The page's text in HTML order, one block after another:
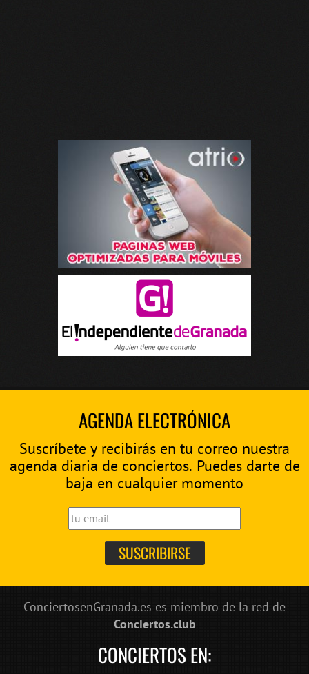
AGENDA ELECTRÓNICA
Suscríbete y recibirás en tu correo nuestra
agenda diaria de conciertos. Puedes darte de
baja en cualquier momento
ConciertosenGranada.es es miembro de la red de
Conciertos.club
CONCIERTOS EN: